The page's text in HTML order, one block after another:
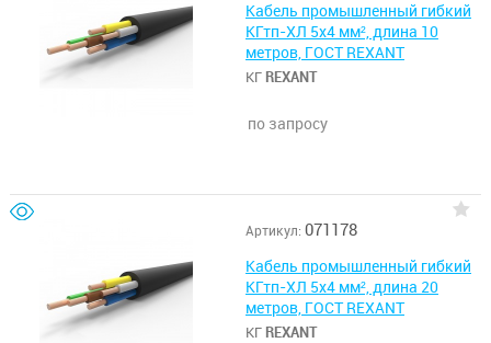
Кабель промышленный гибкий
КГтп-ХЛ 5х4 мм², длина 10
метров, ГОСТ REXANT
КГ REXANT
по запросу
Артикул: 071178
Кабель промышленный гибкий
КГтп-ХЛ 5х4 мм², длина 20
метров, ГОСТ REXANT
КГ REXANT